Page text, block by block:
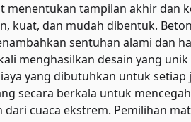
menentukan tampilan akhir dan
kuat, dan mudah dibentuk.
sentuhan alami dan
menghasilkan desain yang
yang dibutuhkan untuk setiap
secara berkala untuk
cuaca ekstrem. Pemilihan